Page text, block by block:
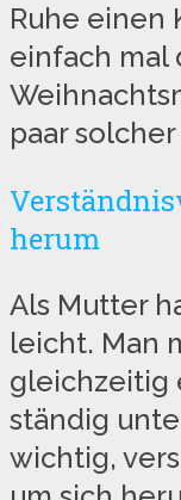
Ruhe einen
einfach mal
paar
herum
Als Mutter
leicht. Man
gleichzeitig
ständig
wichtig,